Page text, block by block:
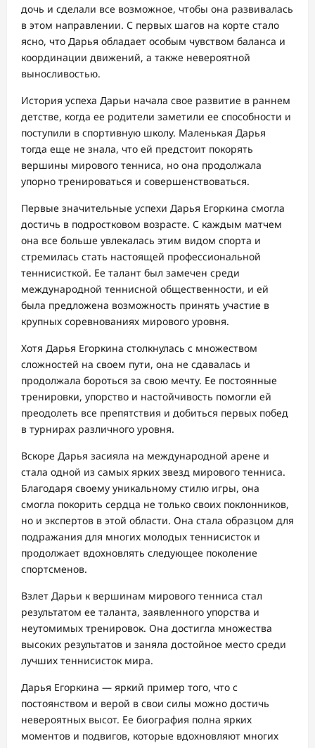
дочь и сделали все возможное, чтобы она развивалась
в этом направлении. С первых шагов на корте стало
ясно, что Дарья обладает особым чувством баланса и
координации движений, а также невероятной
выносливостью.
История успеха Дарьи начала свое развитие в раннем
детстве, когда ее родители заметили ее способности и
поступили в спортивную школу. Маленькая Дарья
тогда еще не знала, что ей предстоит покорять
вершины мирового тенниса, но она продолжала
упорно тренироваться и совершенствоваться.
Первые значительные успехи Дарья Егоркина смогла
достичь в подростковом возрасте. С каждым матчем
она все больше увлекалась этим видом спорта и
стремилась стать настоящей профессиональной
теннисисткой. Ее талант был замечен среди
международной теннисной общественности, и ей
была предложена возможность принять участие в
крупных соревнованиях мирового уровня.
Хотя Дарья Егоркина столкнулась с множеством
сложностей на своем пути, она не сдавалась и
продолжала бороться за свою мечту. Ее постоянные
тренировки, упорство и настойчивость помогли ей
преодолеть все препятствия и добиться первых побед
в турнирах различного уровня.
Вскоре Дарья засияла на международной арене и
стала одной из самых ярких звезд мирового тенниса.
Благодаря своему уникальному стилю игры, она
смогла покорить сердца не только своих поклонников,
но и экспертов в этой области. Она стала образцом для
подражания для многих молодых теннисисток и
продолжает вдохновлять следующее поколение
спортсменов.
Взлет Дарьи к вершинам мирового тенниса стал
результатом ее таланта, заявленного упорства и
неутомимых тренировок. Она достигла множества
высоких результатов и заняла достойное место среди
лучших теннисисток мира.
Дарья Егоркина — яркий пример того, что с
постоянством и верой в свои силы можно достичь
невероятных высот. Ее биография полна ярких
моментов и подвигов, которые вдохновляют многих